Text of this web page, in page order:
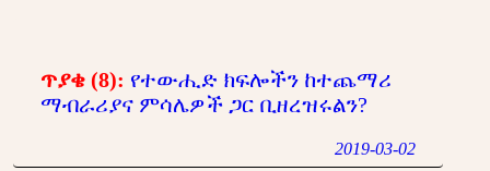
ጥያቄ (8): የተውሒድ ክፍሎችን ከተጨማሪ
ማብራሪያና ምሳሌዎች ጋር ቢዘረዝሩልን?
2019-03-02